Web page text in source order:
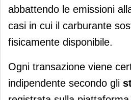
abbattendo le emissioni
casi in cui il carburante
fisicamente disponibile.
Ogni transazione viene
indipendente secondo gli